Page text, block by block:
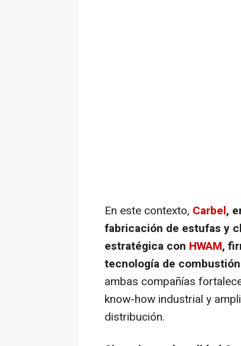
En este contexto, Carbel,
fabricación de estufas y
estratégica con HWAM,
tecnología de
ambas compañías
know-how industrial y
distribución.